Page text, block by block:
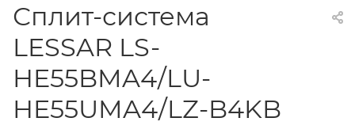
Сплит-система
LESSAR LS-
HE55BMA4/LU-
HE55UMA4/LZ-B4KB